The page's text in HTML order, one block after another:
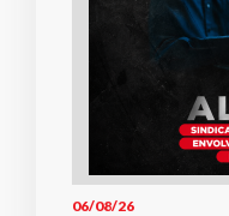
06/08/26